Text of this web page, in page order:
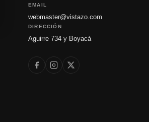
EMAIL
webmaster@vistazo.com
DIRECCIÓN
Aguirre 734 y Boyacá